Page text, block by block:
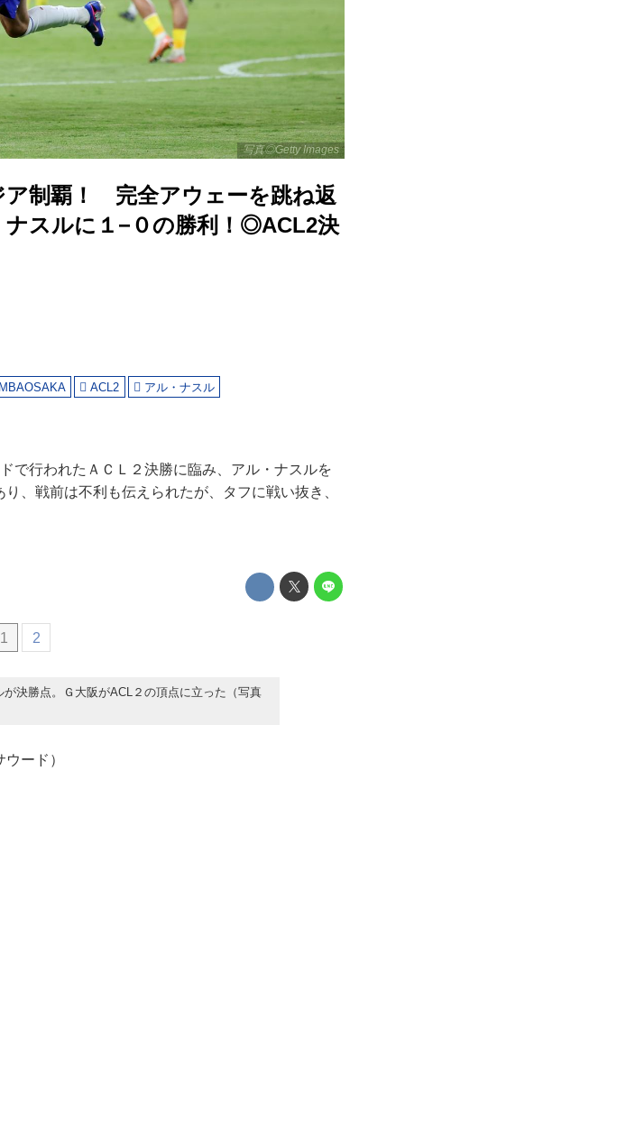
写真◎Getty Images
ア制覇！ 完全アウェーを跳ね返
ナスルに１−０の勝利！◎ACL2決
ACL2
アル・ナスル
で行われたＡＣＬ２決勝に臨み、アル・ナスルを
、戦前は不利も伝えられたが、タフに戦い抜き、
1 2
決勝点。Ｇ大阪がACL２の頂点に立った（写真
ード）